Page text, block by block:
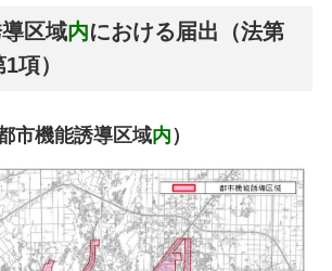
区域内における届出（法第
項）
市機能誘導区域内）